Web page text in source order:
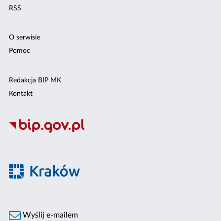
RSS
O serwisie
Pomoc
Redakcja BIP MK
Kontakt
Wyślij e-mailem